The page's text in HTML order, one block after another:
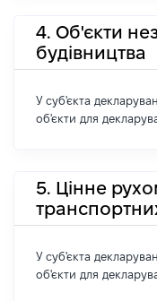
4. Об'єкти
будівництва
У суб'єкта
об'єкти для
5. Цінне
У суб'єкта
об'єкти для